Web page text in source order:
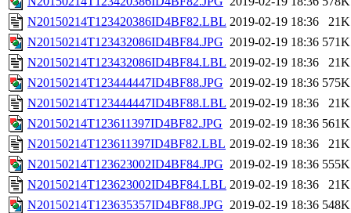
N20150214T123420386ID4BF82.LBL 2019-02-19 18:36
21K
N20150214T123432086ID4BF84.JPG 2019-02-19 18:36 571K
N20150214T123432086ID4BF84.LBL 2019-02-19 18:36
21K
N20150214T123444447ID4BF88.JPG 2019-02-19 18:36 575K
N20150214T123444447ID4BF88.LBL 2019-02-19 18:36
21K
N20150214T123611397ID4BF82.JPG 2019-02-19 18:36 561K
N20150214T123611397ID4BF82.LBL 2019-02-19 18:36
21K
N20150214T123623002ID4BF84.JPG 2019-02-19 18:36 555K
N20150214T123623002ID4BF84.LBL 2019-02-19 18:36
21K
N20150214T123635357ID4BF88.JPG 2019-02-19 18:36 548K